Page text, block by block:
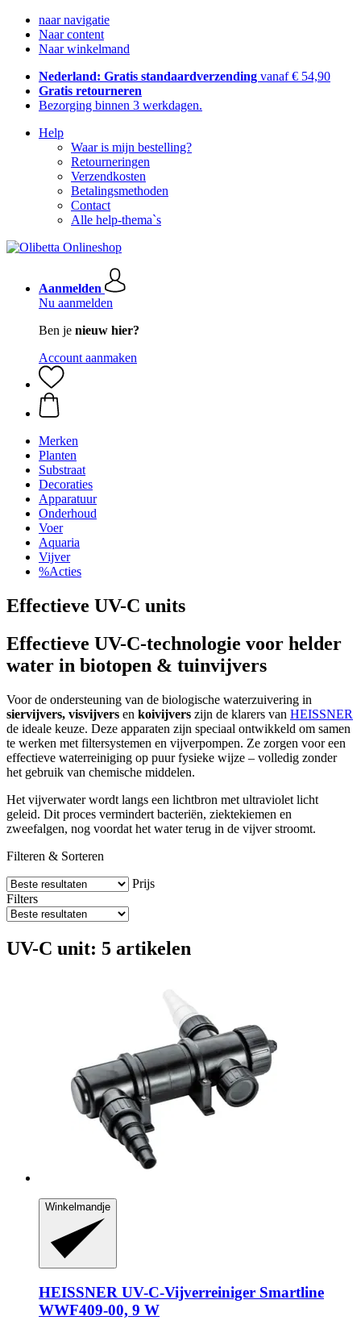
naar navigatie
Naar content
Naar winkelmand
Nederland: Gratis standaardverzending vanaf € 54,90
Gratis retourneren
Bezorging binnen 3 werkdagen.
Help
Waar is mijn bestelling?
Retourneringen
Verzendkosten
Betalingsmethoden
Contact
Alle help-thema`s
Aanmelden
Nu aanmelden
Ben je nieuw hier?
Account aanmaken
Merken
Planten
Substraat
Decoraties
Apparatuur
Onderhoud
Voer
Aquaria
Vijver
%Acties
Effectieve UV-C units
Effectieve UV-C-technologie voor helder
water in biotopen & tuinvijvers
Voor de ondersteuning van de biologische waterzuivering in
siervijvers, visvijvers en koivijvers zijn de klarers van HEISSNER
de ideale keuze. Deze apparaten zijn speciaal ontwikkeld om samen
te werken met filtersystemen en vijverpompen. Ze zorgen voor een
effectieve waterreiniging op puur fysieke wijze – volledig zonder
het gebruik van chemische middelen.
Het vijverwater wordt langs een lichtbron met ultraviolet licht
geleid. Dit proces vermindert bacteriën, ziektekiemen en
zweefalgen, nog voordat het water terug in de vijver stroomt.
Filteren & Sorteren
Prijs
Filters
UV-C unit: 5 artikelen
Winkelmandje
HEISSNER UV-​C-​Vijverreiniger Smartline
WWF409-​00, 9 W